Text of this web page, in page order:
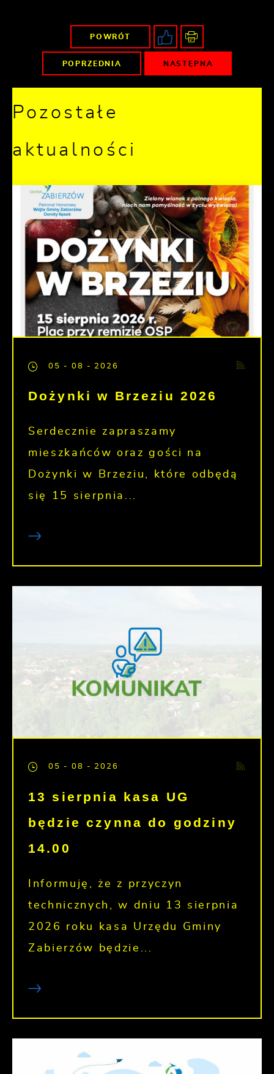
POWRÓT
POPRZEDNIA NASTĘPNA
Pozostałe
aktualności
05 - 08 - 2026
Dożynki w Brzeziu 2026
Serdecznie zapraszamy
mieszkańców oraz gości na
Dożynki w Brzeziu, które odbędą
się 15 sierpnia...
05 - 08 - 2026
13 sierpnia kasa UG
będzie czynna do godziny
14.00
Informuję, że z przyczyn
technicznych, w dniu 13 sierpnia
2026 roku kasa Urzędu Gminy
Zabierzów będzie...